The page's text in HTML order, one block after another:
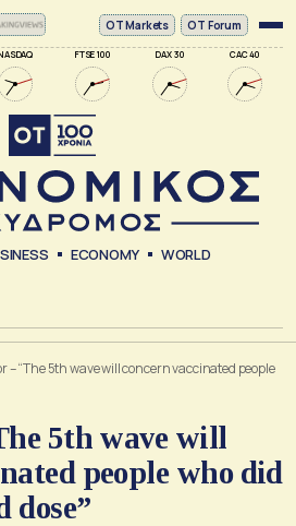
FTSE 100 DAX 30 CAC 40
ΟΤ Markets OT Forum
ECONOMY WORLD
– “The 5th wave will concern vaccinated people
5th wave will
people who did
dose”